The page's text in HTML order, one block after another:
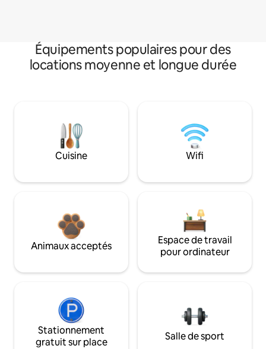
Équipements populaires pour des
locations moyenne et longue durée
Cuisine Wifi
Animaux acceptés
Espace de travail
pour ordinateur
Stationnement
gratuit sur place
Salle de sport